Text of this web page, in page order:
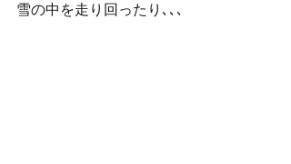
雪の中を走り回ったり､､､